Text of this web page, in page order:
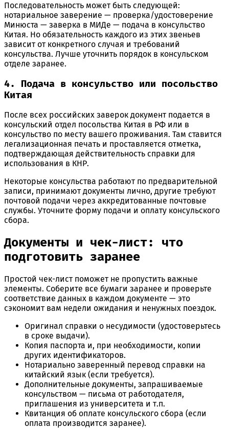
Последовательность может быть следующей:
нотариальное заверение — проверка/удостоверение
Минюста — заверка в МИДе — подача в консульство
Китая. Но обязательность каждого из этих звеньев
зависит от конкретного случая и требований
консульства. Лучше уточнить порядок в консульском
отделе заранее.
4. Подача в консульство или посольство
Китая
После всех российских заверок документ подается в
консульский отдел посольства Китая в РФ или в
консульство по месту вашего проживания. Там ставится
легализационная печать и проставляется отметка,
подтверждающая действительность справки для
использования в КНР.
Некоторые консульства работают по предварительной
записи, принимают документы лично, другие требуют
почтовой подачи через аккредитованные почтовые
службы. Уточните форму подачи и оплату консульского
сбора.
Документы и чек-лист: что
подготовить заранее
Простой чек-лист поможет не пропустить важные
элементы. Соберите все бумаги заранее и проверьте
соответствие данных в каждом документе — это
сэкономит вам недели ожидания и ненужных поездок.
Оригинал справки о несудимости (удостоверьтесь
в сроке выдачи).
Копия паспорта и, при необходимости, копии
других идентификаторов.
Нотариально заверенный перевод справки на
китайский язык (если требуется).
Дополнительные документы, запрашиваемые
консульством — письма от работодателя,
приглашения из университета и т.п.
Квитанция об оплате консульского сбора (если
оплата производится заранее).